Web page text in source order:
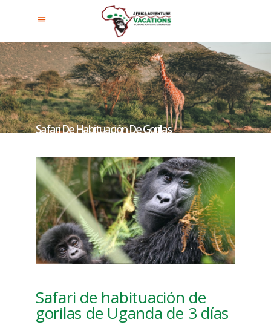
Safari De Habituación De Gorilas
De Uganda De 3 Días
Safari de habituación de
gorilas de Uganda de 3 días